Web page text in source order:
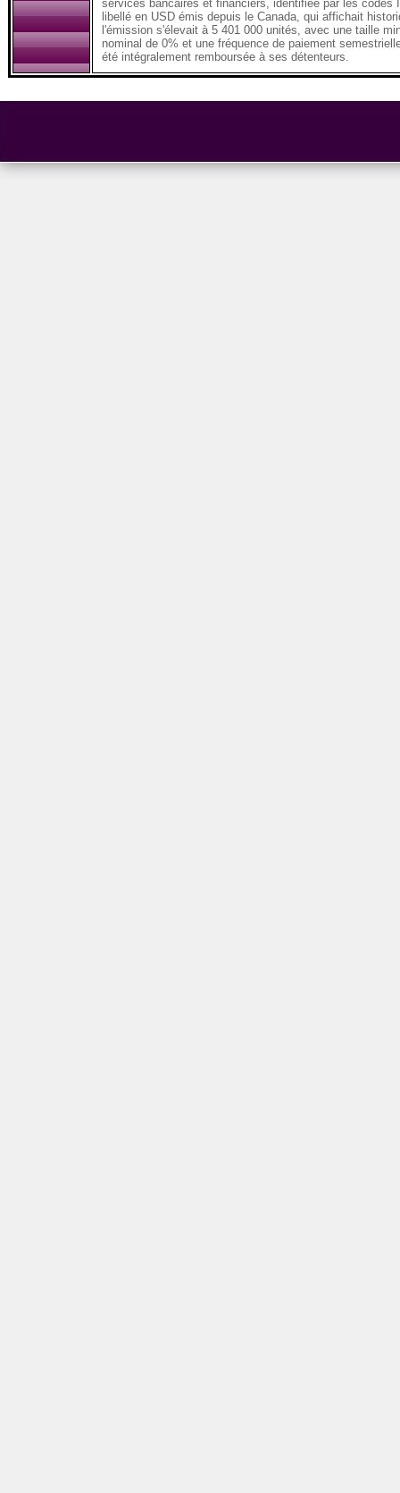
services bancaires et financiers, identifiée par les
libellé en USD émis depuis le Canada, qui affichait
l'émission s'élevait à 5 401 000 unités, avec une taille
nominal de 0% et une fréquence de paiement
été intégralement remboursée à ses détenteurs.